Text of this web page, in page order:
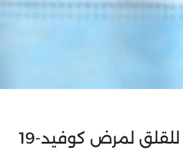
للقلق لمرض كوفيد-19